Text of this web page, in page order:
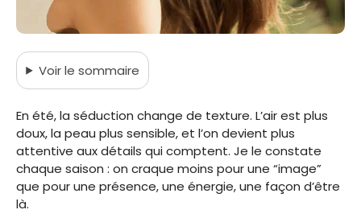
Voirle sommaire
En été, la séduction change de texture. L’air est plus
doux, la peau plus sensible, et l’on devient plus
attentive aux détails qui comptent. Je le constate
chaque saison : on craque moins pour une “image”
que pour une présence, une énergie, une façon d’être
là.